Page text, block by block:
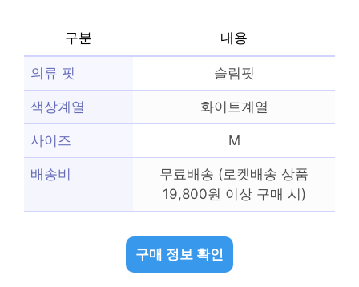
구분 내용
의류 핏 슬림핏
색상계열 화이트계열
사이즈 M
배송비
무료배송 (로켓배송 상품
19,800원 이상 구매 시)
구매 정보 확인